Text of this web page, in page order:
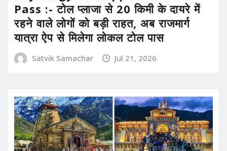
Pass :- टोल प्लाजा से 20 किमी के दायरे में
रहने वाले लोगों को बड़ी राहत, अब राजमार्ग
यात्रा ऐप से मिलेगा लोकल टोल पास
Satvik Samachar Jul 21, 2026